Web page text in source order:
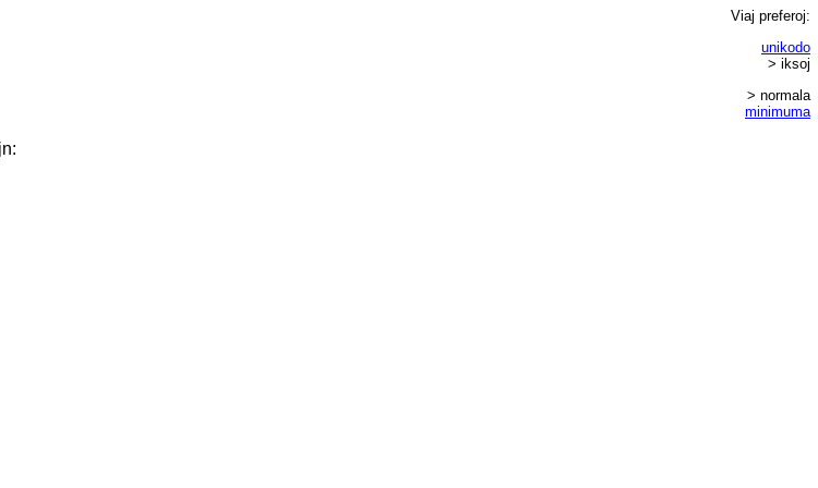
:
Viaj preferoj:
unikodo
> iksoj
> normala
minimuma